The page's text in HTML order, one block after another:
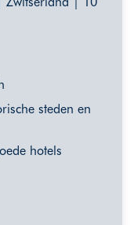
steden en
hotels